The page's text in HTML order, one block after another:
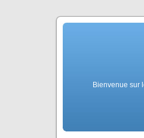
Bienvenue sur